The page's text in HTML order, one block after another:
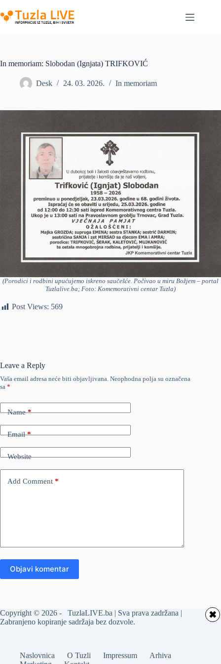
to
content
In memoriam: Slobodan (Ignjata) TRIFKOVIĆ
Desk 24. 03. 2026. In memoriam
(Porodici i rodbini upućujemo iskreno saučešće. Počivao u miru Božjem – portal
Tuzlalive.ba; Foto: Komemorativni centar Tuzla)
Post Views: 569
Leave a Reply
Vaša email adresa neće biti objavljivana. Neophodna polja su označena
sa *
Name*
Email*
Website
Add Comment *
Objavi komentar
Copyright © 2026 - TuzlaLIVE.ba | Sva prava zadržana |
Zabranjeno kopiranje sadržaja bez dozvole.
Naslovnica O Tuzli Impressum
Arhiva
✖